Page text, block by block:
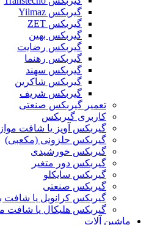
گیربکس Yilmaz
گیربکس ZET
گیربکس بهین
گیربکس رضایت
گیربکس رهنما
گیربکس سهند
گیربکس شاکرین
گیربکس شریف
تعمیر گیربکس صنعتی
کاربری گیربکس
گیربکس آویز یا شافت
گیربکس حلزونی (مکعبی)
گیربکس خورشیدی
گیربکس دور متغیر
گیربکس سایکلو
گیربکس صنعتی
گیربکس کرانویل یا شافت
گیربکس هلیکال یا شافت
ماشین آلات